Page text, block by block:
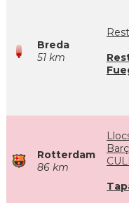
Breda
51 km
Rotterdam
86 km